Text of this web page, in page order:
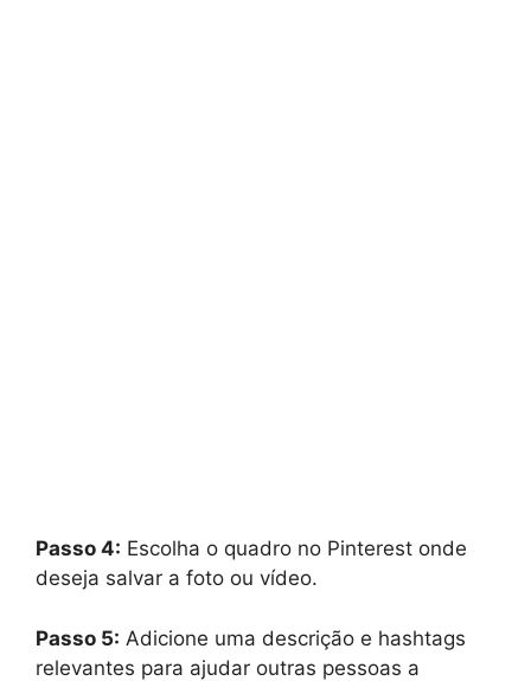
Passo 4: Escolha o quadro no Pinterest onde
deseja salvar a foto ou vídeo.
Passo 5: Adicione uma descrição e hashtags
relevantes para ajudar outras pessoas a